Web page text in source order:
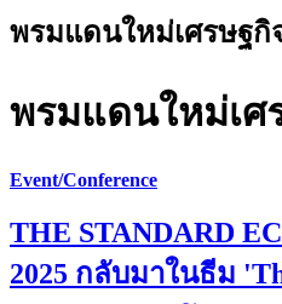
พรมแดนใหม่เศรษฐกิ
พรมแดนใหม่เศ
Event/Conference
THE STANDARD
2025 กลับมาในธีม